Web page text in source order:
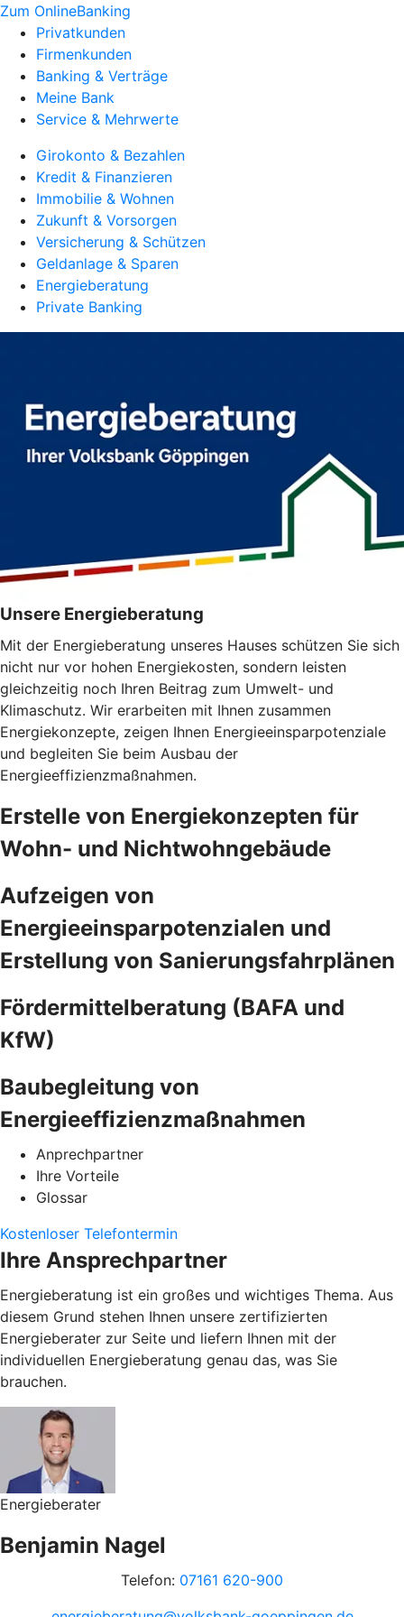
Zum OnlineBanking
Privatkunden
Firmenkunden
Banking & Verträge
Meine Bank
Service & Mehrwerte
Girokonto & Bezahlen
Kredit & Finanzieren
Immobilie & Wohnen
Zukunft & Vorsorgen
Versicherung & Schützen
Geldanlage & Sparen
Energieberatung
Private Banking
Unsere Energieberatung
Mit der Energieberatung unseres Hauses schützen Sie sich
nicht nur vor hohen Energiekosten, sondern leisten
gleichzeitig noch Ihren Beitrag zum Umwelt- und
Klimaschutz. Wir erarbeiten mit Ihnen zusammen
Energiekonzepte, zeigen Ihnen Energieeinsparpotenziale
und begleiten Sie beim Ausbau der
Energieeffizienzmaßnahmen.
Erstelle von Energiekonzepten für
Wohn- und Nichtwohngebäude
Aufzeigen von
Energieeinsparpotenzialen und
Erstellung von Sanierungsfahrplänen
Fördermittelberatung (BAFA und
KfW)
Baubegleitung von
Energieeffizienzmaßnahmen
Anprechpartner
Ihre Vorteile
Glossar
Kostenloser Telefontermin
Ihre Ansprechpartner
Energieberatung ist ein großes und wichtiges Thema. Aus
diesem Grund stehen Ihnen unsere zertifizierten
Energieberater zur Seite und liefern Ihnen mit der
individuellen Energieberatung genau das, was Sie
brauchen.
Energieberater
Benjamin Nagel
Telefon: 07161 620-900